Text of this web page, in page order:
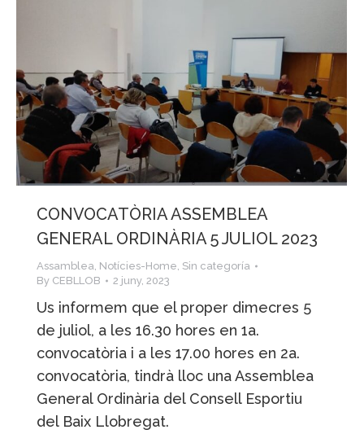
CONVOCATÒRIA ASSEMBLEA
GENERAL ORDINÀRIA 5 JULIOL 2023
Assamblea, Notícies-Home, Sin categoría
By CEBLLOB 2 juny, 2023
Us informem que el proper dimecres 5
de juliol, a les 16.30 hores en 1a.
convocatòria i a les 17.00 hores en 2a.
convocatòria, tindrà lloc una Assemblea
General Ordinària del Consell Esportiu
del Baix Llobregat.